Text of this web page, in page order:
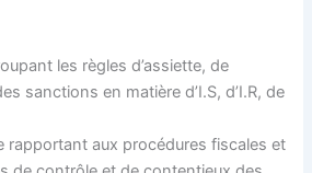
les règles d’assiette, de
sanctions en matière d’I.S, d’I.R, de
rapportant aux procédures fiscales et